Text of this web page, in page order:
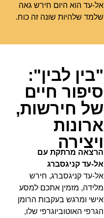
אל-עד הוא היום חירש גאה
שלמד שלהיות שונה זה כוח.
"בין לבין":
סיפור חיים
של חירשות,
ארונות
ויצירה
הרצאה מרתקת עם
אל-עד קניגסברג
אל-עד קניגסברג, חירש
מלידה, מזמין אתכם למסע
אישי ומרגש בעקבות הרומן
הגרפי האוטוביוגרפי שלו,